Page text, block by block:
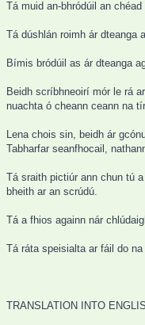
Tá muid an-bhródúil an
Tá dúshlán roimh ár dteanga
Bímis bródúil as ár dteanga
Beidh scríbhneoirí mór le rá
nuachta ó cheann ceann na
Lena chois sin, beidh ár
Tabharfar seanfhocail,
Tá sraith pictiúr ann chun tú
bheith ar an scrúdú.
Tá a fhios againn nár
Tá ráta speisialta ar fáil do
TRANSLATION INTO